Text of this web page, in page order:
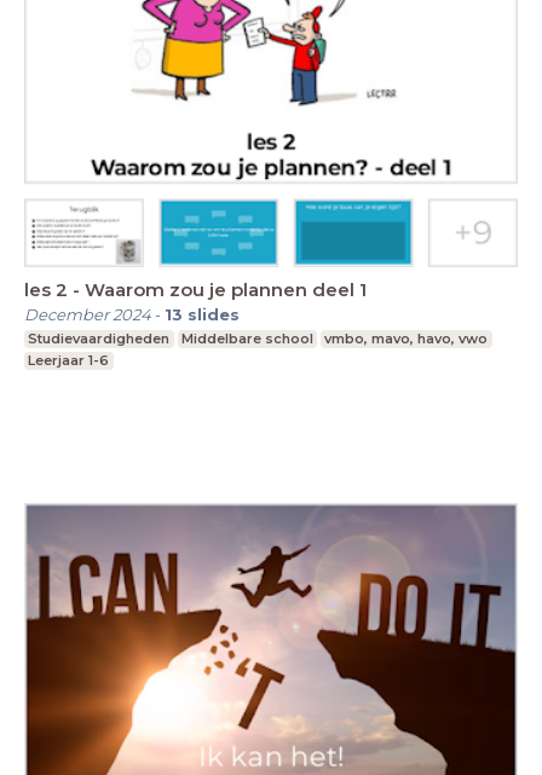
les 2 - Waarom zou je plannen deel 1
December 2024- 13 slides
Studievaardigheden Middelbare school
vmbo, mavo, havo, vwo
Leerjaar 1-6